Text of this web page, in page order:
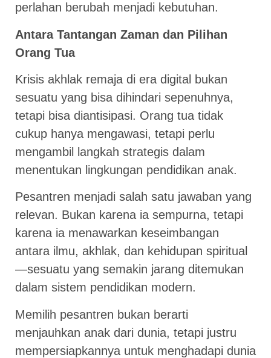
perlahan berubah menjadi kebutuhan.
Antara Tantangan Zaman dan Pilihan
Orang Tua
Krisis akhlak remaja di era digital bukan
sesuatu yang bisa dihindari sepenuhnya,
tetapi bisa diantisipasi. Orang tua tidak
cukup hanya mengawasi, tetapi perlu
mengambil langkah strategis dalam
menentukan lingkungan pendidikan anak.
Pesantren menjadi salah satu jawaban yang
relevan. Bukan karena ia sempurna, tetapi
karena ia menawarkan keseimbangan
antara ilmu, akhlak, dan kehidupan spiritual
—sesuatu yang semakin jarang ditemukan
dalam sistem pendidikan modern.
Memilih pesantren bukan berarti
menjauhkan anak dari dunia, tetapi justru
mempersiapkannya untuk menghadapi dunia